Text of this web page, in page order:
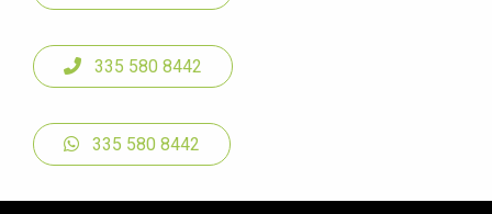
335 580 8442
335 580 8442